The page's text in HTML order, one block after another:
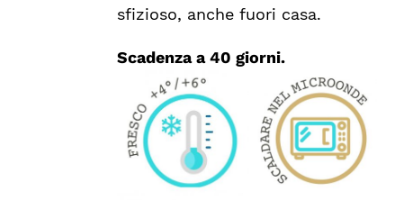
sfizioso, anche fuori casa.
Scadenza a 40 giorni.